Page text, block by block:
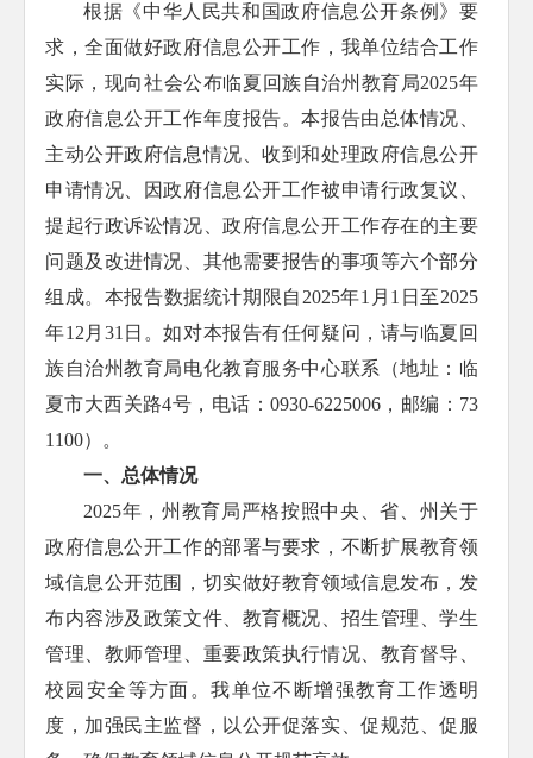
根据《中华人民共和国政府信息公开条例》要
求，全面做好政府信息公开工作，我单位结合工作
实际，现向社会公布临夏回族自治州教育局2025年
政府信息公开工作年度报告。本报告由总体情况、
主动公开政府信息情况、收到和处理政府信息公开
申请情况、因政府信息公开工作被申请行政复议、
提起行政诉讼情况、政府信息公开工作存在的主要
问题及改进情况、其他需要报告的事项等六个部分
组成。本报告数据统计期限自2025年1月1日至2025
年12月31日。如对本报告有任何疑问，请与临夏回
族自治州教育局电化教育服务中心联系（地址：临
夏市大西关路4号，电话：0930-6225006，邮编：73
1100）。
一、总体情况
2025年，州教育局严格按照中央、省、州关于
政府信息公开工作的部署与要求，不断扩展教育领
域信息公开范围，切实做好教育领域信息发布，发
布内容涉及政策文件、教育概况、招生管理、学生
管理、教师管理、重要政策执行情况、教育督导、
校园安全等方面。我单位不断增强教育工作透明
度，加强民主监督，以公开促落实、促规范、促服